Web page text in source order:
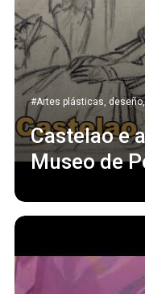
#Artes plásticas,
Castelao e
Museo de